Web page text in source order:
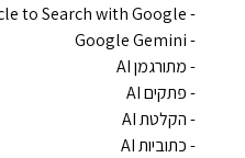
- Circle to Search with Google
- Google Gemini
- מתורגמן AI
- פתקים AI
- הקלטת AI
- כתוביות AI